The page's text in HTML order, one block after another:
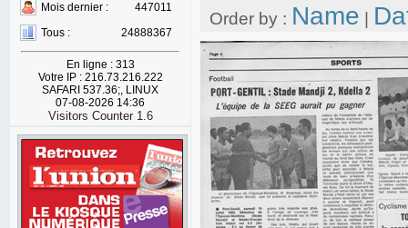
Mois dernier :
447011
Tous :
24888367
En ligne : 313
Votre IP : 216.73.216.222
SAFARI 537.36;, LINUX
07-08-2026 14:36
Visitors Counter 1.6
Order by : Name